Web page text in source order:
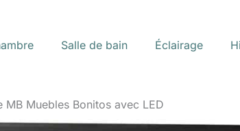
Salle de bain Éclairage
Muebles Bonitos avec LED